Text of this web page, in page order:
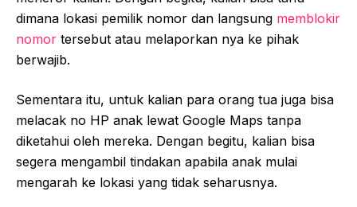
dimana lokasi pemilik nomor dan langsung memblokir
nomor tersebut atau melaporkan nya ke pihak
berwajib.
Sementara itu, untuk kalian para orang tua juga bisa
melacak no HP anak lewat Google Maps tanpa
diketahui oleh mereka. Dengan begitu, kalian bisa
segera mengambil tindakan apabila anak mulai
mengarah ke lokasi yang tidak seharusnya.